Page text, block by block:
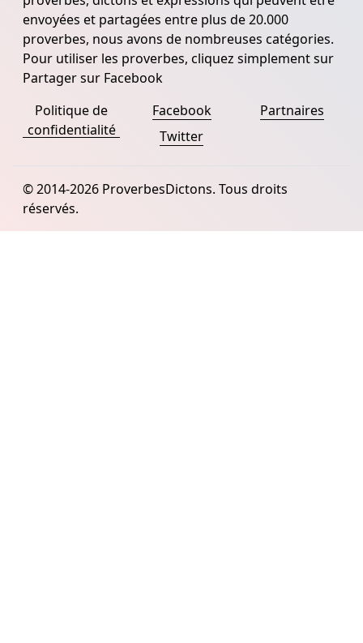
envoyées et partagées entre plus de 20.000
proverbes, nous avons de nombreuses catégories.
Pour utiliser les proverbes, cliquez simplement sur
Partager sur Facebook
Politique de
confidentialité
Facebook
Twitter
Partnaires
© 2014-2026 ProverbesDictons. Tous droits
réservés.